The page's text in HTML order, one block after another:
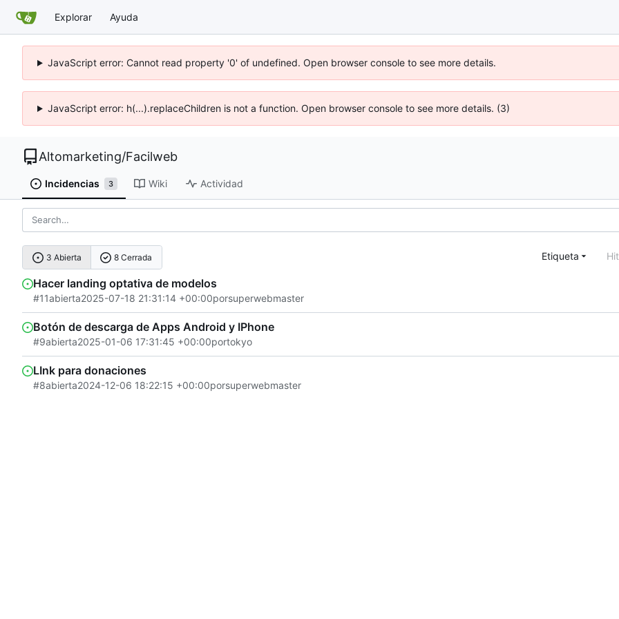
Explorar Ayuda
JavaScript error: Cannot read property '0' of undefined. Open browser console to see more details.
JavaScript error: h(...).replaceChildren is not a function. Open browser console to see more details. (3)
Altomarketing/Facilweb
Incidencias 3 Wiki Actividad
3 Abierta 8 Cerrada Etiqueta
Hacer landing optativa de modelos
#11abierta2025-07-18 21:31:14 +00:00porsuperwebmaster
Botón de descarga de Apps Android y IPhone
#9abierta2025-01-06 17:31:45 +00:00portokyo
LInk para donaciones
#8abierta2024-12-06 18:22:15 +00:00porsuperwebmaster